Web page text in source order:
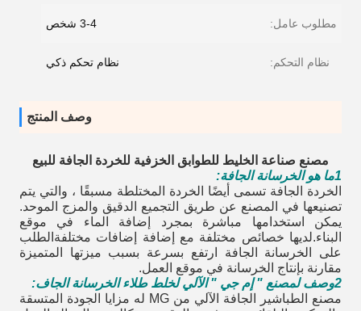
مطلوب عامل: 3-4 شخص
نظام التحكم: نظام تحكم ذكي
وصف المنتج
مصنع صناعة الخليط للطوابق الخزفية للخردة الجافة للبيع
1ما هو الخرسانة الجافة:
الخردة الجافة تسمى أيضًا الخردة المختلطة مسبقًا ، والتي يتم
تصنيعها في المصنع عن طريق التجميع الدقيق والمزج الموحد.
يمكن استخدامها مباشرة بمجرد إضافة الماء في موقع
البناء.لديها خصائص مختلفة مع إضافة إضافات مختلفةالطلب
على الخرسانة الجافة ارتفع بسرعة بسبب ميزتها المتميزة
مقارنة بإنتاج الخرسانة في موقع العمل.
2وصف لمصنع " إم جي " الآلي لخلط طلاء الخرسانة الجاف:
مصنع الطباشير الجافة الآلي من MG له مزايا الجودة المتسقة